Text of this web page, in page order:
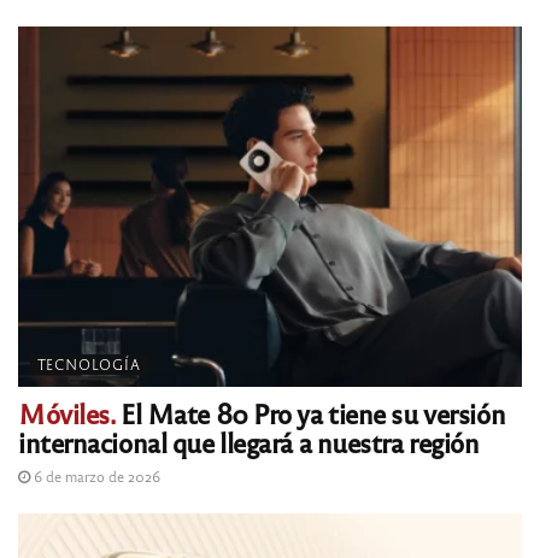
TECNOLOGÍA
Móviles.El Mate 80 Pro ya tiene su versión
internacional que llegará a nuestra región
6 de marzo de 2026